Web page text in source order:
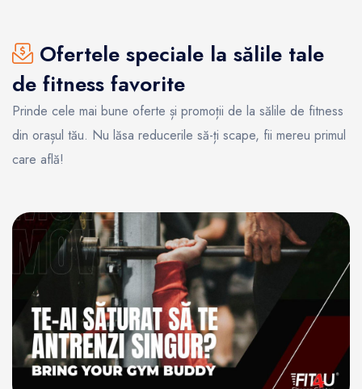
Ofertele speciale la sălile tale
de fitness favorite
Prinde cele mai bune oferte și promoții de la sălile de fitness
din orașul tău. Nu lăsa reducerile să-ți scape, fii mereu primul
care află!